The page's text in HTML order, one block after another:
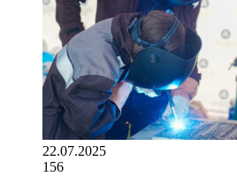
22.07.2025
156